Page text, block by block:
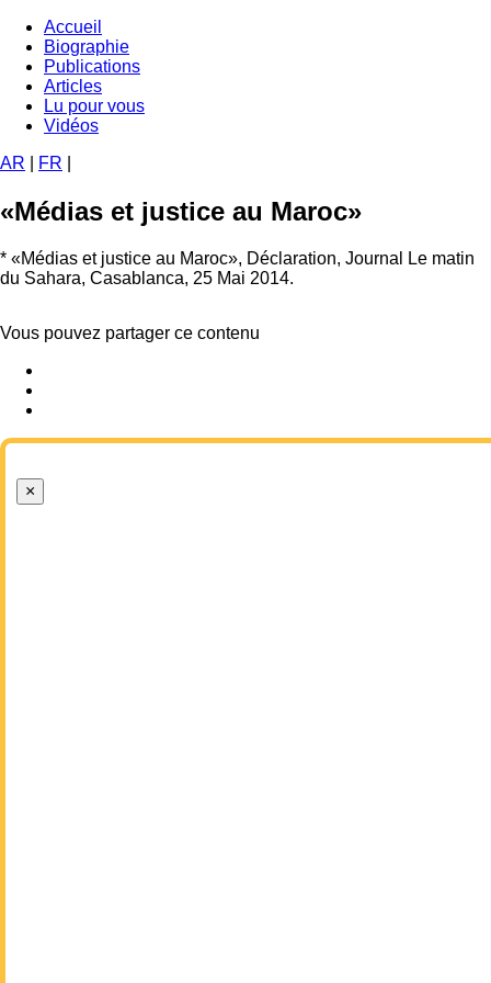
Aller
contenu
principal
Navigation
principale
Accueil
Biographie
Publications
Articles
Lu pour vous
Vidéos
AR
FR
«Médias et justice au Maroc»
* «Médias et justice au Maroc», Déclaration, Journal Le matin
du Sahara, Casablanca, 25 Mai 2014.
Vous pouvez partager ce contenu
×